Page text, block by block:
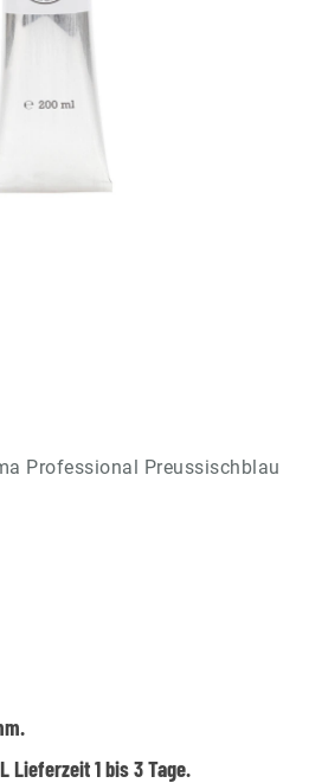
Professional Preussischblau
Lieferzeit 1 bis 3 Tage.